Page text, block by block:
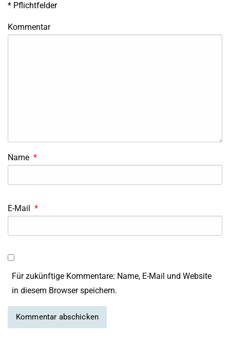
* Pflichtfelder
Kommentar
Name *
E-Mail *
Für zukünftige Kommentare: Name, E-Mail und Website
in diesem Browser speichern.